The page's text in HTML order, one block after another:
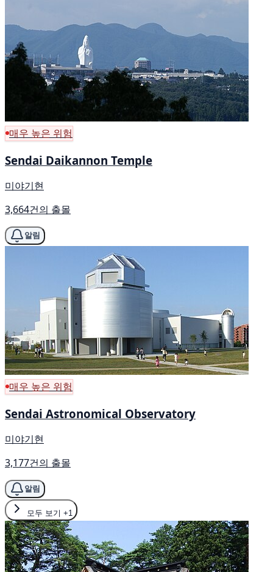
매우 높은 위험
Sendai Daikannon Temple
미야기현
3,664건의 출몰
알림
매우 높은 위험
Sendai Astronomical Observatory
미야기현
3,177건의 출몰
알림
모두 보기 +1